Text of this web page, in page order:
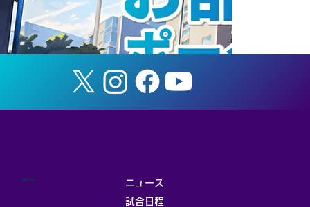
試合結果
ニュース
試合日程
MENU